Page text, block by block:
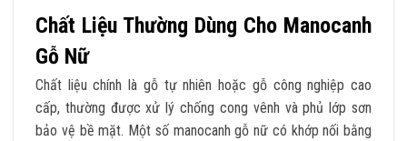
Chất Liệu Thường Dùng Cho Manocanh
Gỗ Nữ
Chất liệu chính là gỗ tự nhiên hoặc gỗ công nghiệp cao
cấp, thường được xử lý chống cong vênh và phủ lớp sơn
bảo vệ bề mặt. Một số manocanh gỗ nữ có khớp nối bằng